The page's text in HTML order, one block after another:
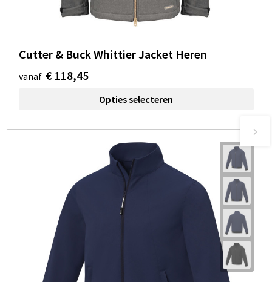
Cutter & Buck Whittier Jacket Heren
vanaf € 118,45
Opties selecteren